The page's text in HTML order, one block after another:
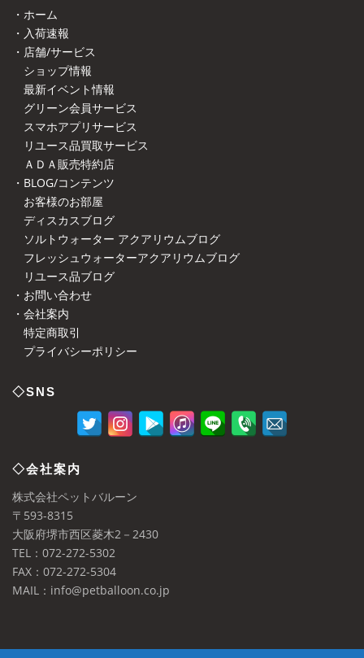
・ホーム
・入荷速報
・店舗/サービス
ショップ情報
最新イベント情報
グリーン会員サービス
スマホアプリサービス
リユース品買取サービス
ＡＤＡ販売特約店
・BLOG/コンテンツ
お客様のお部屋
ディスカスブログ
ソルトウォーター アクアリウムブログ
フレッシュウォーターアクアリウムブログ
リユース品ブログ
・お問い合わせ
・会社案内
特定商取引
プライバシーポリシー
◇SNS
◇会社案内
株式会社ペットバルーン
〒593-8315
大阪府堺市西区菱木2－2430
TEL：072-272-5302
FAX：072-272-5304
MAIL：info@petballoon.co.jp